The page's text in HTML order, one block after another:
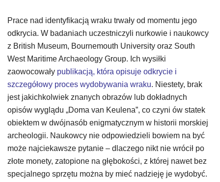
Prace nad identyfikacją wraku trwały od momentu jego
odkrycia. W badaniach uczestniczyli nurkowie i naukowcy
z British Museum, Bournemouth University oraz South
West Maritime Archaeology Group. Ich wysiłki
zaowocowały publikacją, która opisuje odkrycie i
szczegółowy proces wydobywania wraku. Niestety, brak
jest jakichkolwiek znanych obrazów lub dokładnych
opisów wyglądu „Doma van Keulena”, co czyni ów statek
obiektem w dwójnasób enigmatycznym w historii morskiej
archeologii. Naukowcy nie odpowiedzieli bowiem na być
może najciekawsze pytanie – dlaczego nikt nie wrócił po
złote monety, zatopione na głębokości, z której nawet bez
specjalnego sprzętu można by mieć nadzieję je wydobyć.